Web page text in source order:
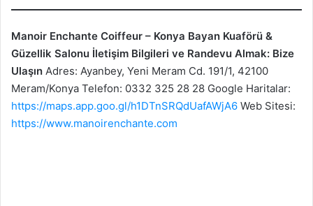
Manoir Enchante Coiffeur – Konya Bayan Kuaförü &
Güzellik Salonu İletişim Bilgileri ve Randevu Almak: Bize
Ulaşın Adres: Ayanbey, Yeni Meram Cd. 191/1, 42100
Meram/Konya Telefon: 0332 325 28 28 Google Haritalar:
https://maps.app.goo.gl/h1DTnSRQdUafAWjA6 Web Sitesi:
https://www.manoirenchante.com